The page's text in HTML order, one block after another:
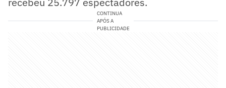
CONTINUA
APÓS A
PUBLICIDADE